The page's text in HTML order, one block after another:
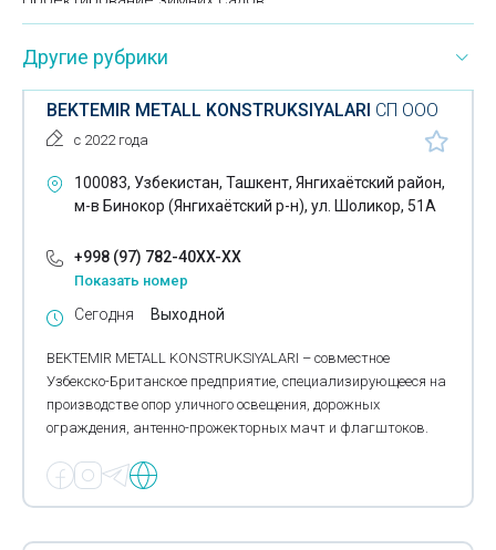
Конструкции для детских игровых площадок
Макетирование
Монтажные работы
Строительство мостов
Нефтегазовое строительство
Прокладка кабельной канализации
Решения для подземного строительства
Спортивное строительство
Другие рубрики
BEKTEMIR METALL KONSTRUKSIYALARI СП ООО
с 2022 года
100083, Узбекистан, Ташкент, Янгихаётский район,
м-в Бинокор (Янгихаётский р-н), ул. Шоликор, 51А
+998 (97) 782-40XX-XX
Показать номер
Сегодня Выходной
ВЕКТЕМIR МЕТАLL KONSTRUKSIYALARI – совместное
Узбекско-Британское предприятие, специализирующееся на
производстве опор уличного освещения, дорожных
ограждения, антенно-прожекторных мачт и флагштоков.